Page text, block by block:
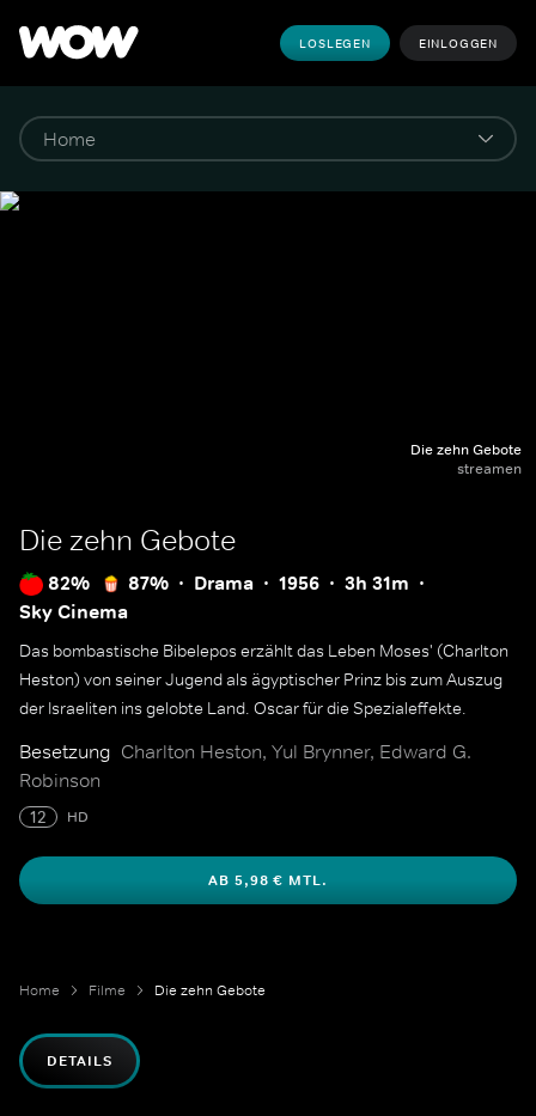
LOSLEGEN EINLOGGEN
Die zehn Gebote
streamen
Die zehn Gebote
82% 87% Drama 1956
3h 31m
Sky Cinema
Das bombastische Bibelepos erzählt das Leben Moses' (Charlton
Heston) von seiner Jugend als ägyptischer Prinz bis zum Auszug
der Israeliten ins gelobte Land. Oscar für die Spezialeffekte.
Besetzung Charlton Heston, Yul Brynner, Edward G.
Robinson
12 HD
AB 5,98 € MTL.
Home Filme Die zehn Gebote
DETAILS